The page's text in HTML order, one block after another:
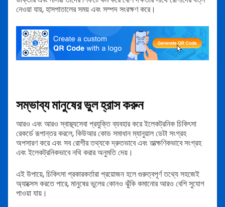
নেওয়া যায়, হাসপাতালের সময় এবং সম্পদ সংরক্ষণ করে।
সম্ভাব্য মানুষের ভুল হ্রাস করুন
আরও এবং আরও স্বাস্থ্যসেবা প্রযুক্তি ব্যবহার করে ইলেকট্রনিক চিকিৎসা
রেকর্ডে রূপান্তর করলে, কিউআর কোড সমাধান ম্যানুয়াল ডেটা সংগ্রহ
অপসারণ করে এবং সব রোগীর তথ্যকে দ্রুতভাবে এবং তাত্ক্ষণিকভাবে সংগ্রহ
এবং ইলেকট্রনিকভাবে নথি করার অনুমতি দেয়।
এই উপায়ে, চিকিৎসা প্রকারকর্তারা প্রয়োজন হলে গুরুত্বপূর্ণ তথ্যে সহজেই
অ্যাক্সেস করতে পারে, মানুষের ভুলের কোনও ঝুঁকি কমানোর আরও বেশি সুযোগ
পাওয়া যায়।